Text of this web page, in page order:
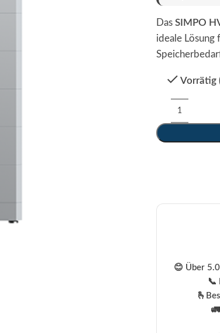
Das SIMPO
ideale Lösung
Vorrätig
Alternative:
😊 Über
📞